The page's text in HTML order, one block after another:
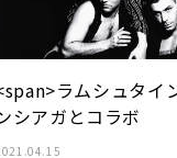
ラムシュタイ
シアガとコラボ